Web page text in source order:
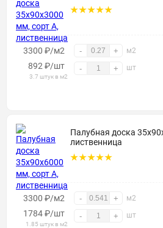
3300 ₽/м2 - + м2
892 ₽/шт
3.7 штук в м2
- + шт
Палубная доска
лиственница
3300 ₽/м2 - + м2
1784₽/шт
1.85 штук в м2
- + шт